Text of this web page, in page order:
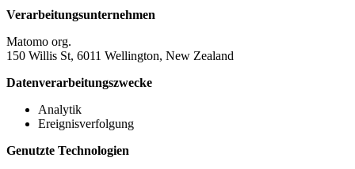
Verarbeitungsunternehmen
Matomo org.
150 Willis St, 6011 Wellington, New Zealand
Datenverarbeitungszwecke
Analytik
Ereignisverfolgung
Genutzte Technologien